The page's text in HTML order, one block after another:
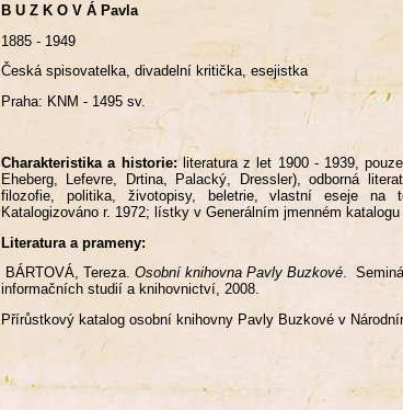
B U Z K O V Á Pavla
1885 - 1949
Česká spisovatelka, divadelní kritička, esejistka
Praha: KNM - 1495 sv.
Charakteristika a historie: literatura z let 1900 - 1939,
Eheberg, Lefevre, Drtina, Palacký, Dressler), odborná
filozofie, politika, životopisy, beletrie, vlastní eseje na
Katalogizováno r. 1972; lístky v Generálním jmenném
Literatura a prameny:
BÁRTOVÁ, Tereza. Osobní knihovna Pavly Buzkové.
informačních studií a knihovnictví, 2008.
Přírůstkový katalog osobní knihovny Pavly Buzkové v